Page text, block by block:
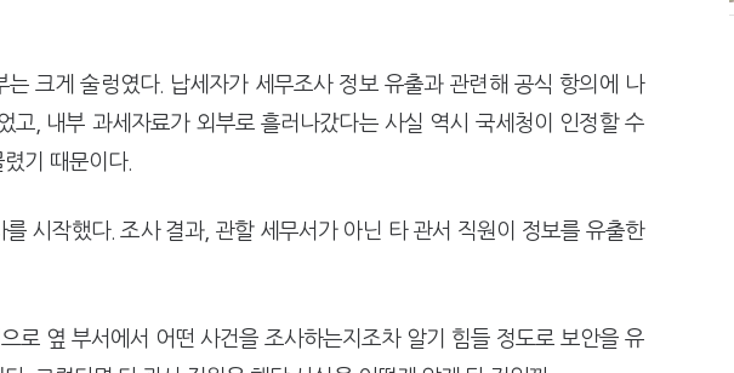
는 크게 술렁였다. 납세자가 세무조사 정보 유출과 관련해 공식 항의에 나
고, 내부 과세자료가 외부로 흘러나갔다는 사실 역시 국세청이 인정할 수
기 때문이다.
시작했다. 조사 결과, 관할 세무서가 아닌 타 관서 직원이 정보를 유출한
로 옆 부서에서 어떤 사건을 조사하는지조차 알기 힘들 정도로 보안을 유